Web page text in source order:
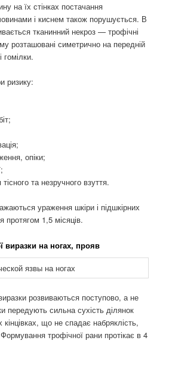
на їх стінках постачання
і киснем також порушується. В
тканинний некроз — трофічні
розташовані симетрично на передній
гомілки.
ризику:
опіки;
тісного та незручного взуття.
ураження шкіри і підшкірних
протягом 1,5 місяців.
виразки на ногах, прояв
розвиваються поступово, а не
передують сильна сухість ділянок
кінцівках, що не спадає набряклість,
трофічної рани протікає в 4